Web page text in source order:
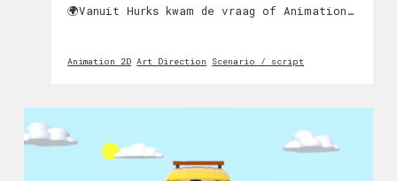
🌍Vanuit Hurks kwam de vraag of Animation
kon leggen in een pakkende explainer. 🤝
Animation 2D Art Direction Scenario / script